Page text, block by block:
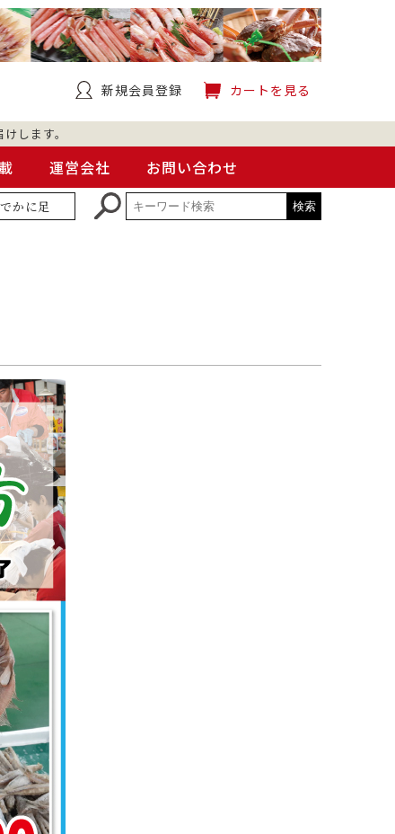
新規会員登録 カートを見る
します。
運営会社 お問い合わせ
かに足